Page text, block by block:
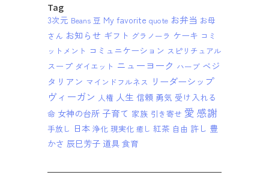
Tag
3次元 Beans 豆 My favorite quote お弁当 お母
さん お知らせ ギフト グラノーラ ケーキ コミ
ットメント コミュニケーション スピリチュアル
スープ ダイエット ニューヨーク ハーブ ベジ
タリアン マインドフルネス リーダーシップ
ヴィーガン 人権 人生 信頼 勇気 受け入れる
命 女神の台所 子育て 家族 引き寄せ 愛 感謝
手放し 日本 浄化 現実化 癒し 紅茶 自由 許し 豊
かさ 辰巳芳子 道具 食育